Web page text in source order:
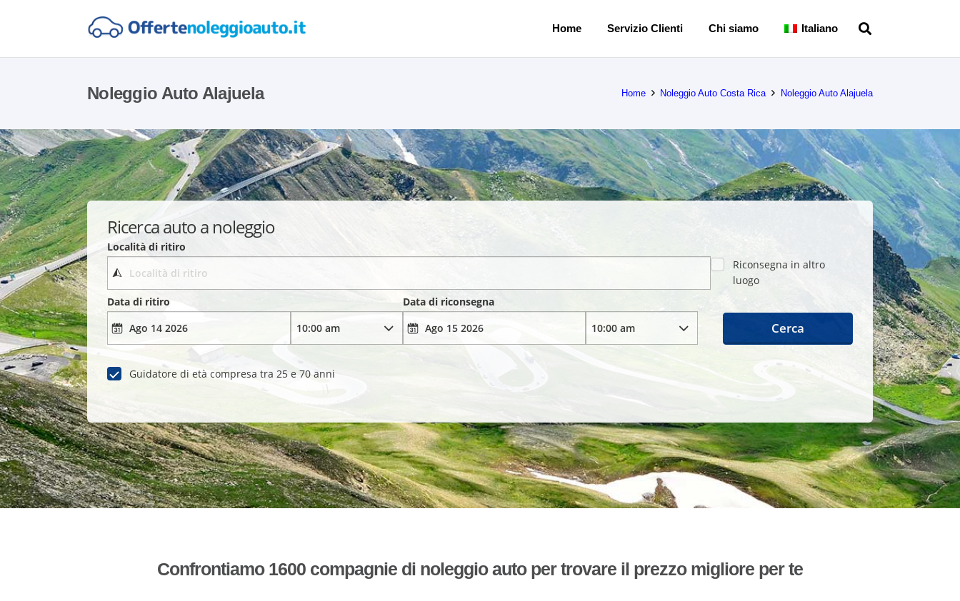
Home Servizio Clienti Chi siamo Italiano
Noleggio Auto Alajuela Home Noleggio Auto Costa Rica Noleggio Auto Alajuela
Ricerca auto a noleggio
Località di ritiro
Riconsegna in altro
luogo
Data di ritiro
Data di riconsegna
Guidatore di età compresa tra 25 e 70 anni
Cerca
Confrontiamo 1600 compagnie di noleggio auto per trovare il prezzo migliore per te